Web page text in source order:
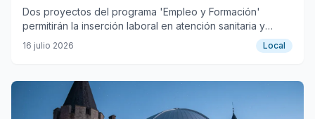
Junta
Dos proyectos del programa 'Empleo y Formación'
permitirán la inserción laboral en atención sanitaria y
limpieza en el municipio jiennense.
16 julio 2026 Local